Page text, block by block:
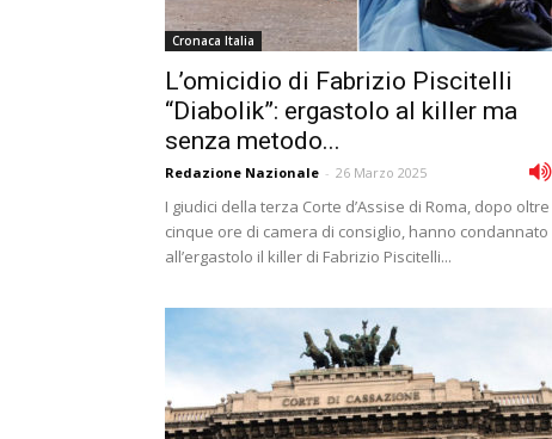
Cronaca Italia
L’omicidio di Fabrizio Piscitelli
“Diabolik”: ergastolo al killer ma
senza metodo...
Redazione Nazionale - 26 Marzo 2025
I giudici della terza Corte d’Assise di Roma, dopo oltre
cinque ore di camera di consiglio, hanno condannato
all’ergastolo il killer di Fabrizio Piscitelli...